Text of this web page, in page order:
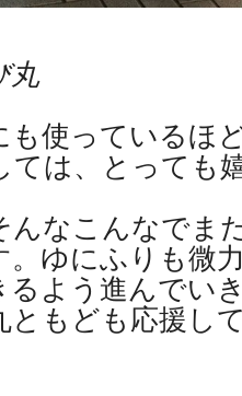
丸
も使っているほ
ては、とっても
んなこんなでま
。ゆにふりも微
るよう進んでい
ともども応援し